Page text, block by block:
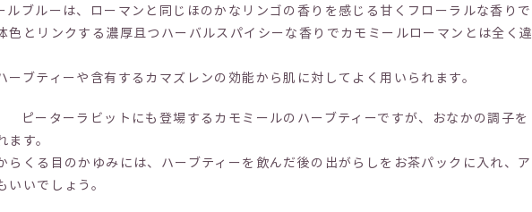
ルブルーは、ローマンと同じほのかなリンゴの香りを感じる甘くフローラルな香りで
色とリンクする濃厚且つハーバルスパイシーな香りでカモミールローマンとは全く違
ーブティーや含有するカマズレンの効能から肌に対してよく用いられます。
ーターラビットにも登場するカモミールのハーブティーですが、おなかの調子を
す。
らくる目のかゆみには、ハーブティーを飲んだ後の出がらしをお茶パックに入れ、ア
いでしょう。